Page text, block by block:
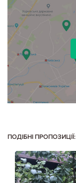
ПОДІБНІ ПРОПОЗИЦІЇ: